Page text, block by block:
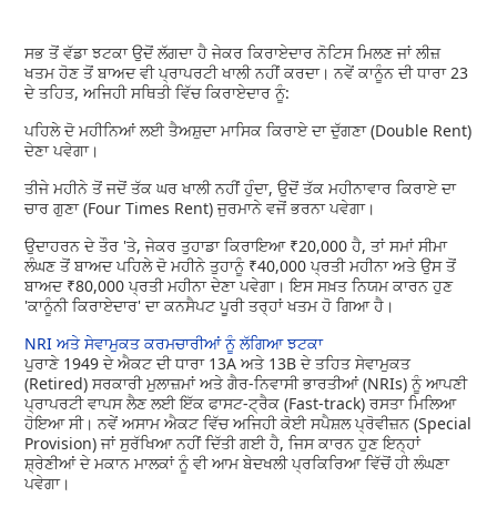
ਸਭ ਤੋਂ ਵੱਡਾ ਝਟਕਾ ਉਦੋਂ ਲੱਗਦਾ ਹੈ ਜੇਕਰ ਕਿਰਾਏਦਾਰ ਨੋਟਿਸ ਮਿਲਣ ਜਾਂ ਲੀਜ਼
ਖਤਮ ਹੋਣ ਤੋਂ ਬਾਅਦ ਵੀ ਪ੍ਰਾਪਰਟੀ ਖਾਲੀ ਨਹੀਂ ਕਰਦਾ। ਨਵੇਂ ਕਾਨੂੰਨ ਦੀ ਧਾਰਾ 23
ਦੇ ਤਹਿਤ, ਅਜਿਹੀ ਸਥਿਤੀ ਵਿੱਚ ਕਿਰਾਏਦਾਰ ਨੂੰ:
ਪਹਿਲੇ ਦੋ ਮਹੀਨਿਆਂ ਲਈ ਤੈਅਸ਼ੁਦਾ ਮਾਸਿਕ ਕਿਰਾਏ ਦਾ ਦੁੱਗਣਾ (Double Rent)
ਦੇਣਾ ਪਵੇਗਾ।
ਤੀਜੇ ਮਹੀਨੇ ਤੋਂ ਜਦੋਂ ਤੱਕ ਘਰ ਖਾਲੀ ਨਹੀਂ ਹੁੰਦਾ, ਉਦੋਂ ਤੱਕ ਮਹੀਨਾਵਾਰ ਕਿਰਾਏ ਦਾ
ਚਾਰ ਗੁਣਾ (Four Times Rent) ਜੁਰਮਾਨੇ ਵਜੋਂ ਭਰਨਾ ਪਵੇਗਾ।
ਉਦਾਹਰਨ ਦੇ ਤੌਰ 'ਤੇ, ਜੇਕਰ ਤੁਹਾਡਾ ਕਿਰਾਇਆ ₹20,000 ਹੈ, ਤਾਂ ਸਮਾਂ ਸੀਮਾ
ਲੰਘਣ ਤੋਂ ਬਾਅਦ ਪਹਿਲੇ ਦੋ ਮਹੀਨੇ ਤੁਹਾਨੂੰ ₹40,000 ਪ੍ਰਤੀ ਮਹੀਨਾ ਅਤੇ ਉਸ ਤੋਂ
ਬਾਅਦ ₹80,000 ਪ੍ਰਤੀ ਮਹੀਨਾ ਦੇਣਾ ਪਵੇਗਾ। ਇਸ ਸਖ਼ਤ ਨਿਯਮ ਕਾਰਨ ਹੁਣ
'ਕਾਨੂੰਨੀ ਕਿਰਾਏਦਾਰ' ਦਾ ਕਨਸੈਪਟ ਪੂਰੀ ਤਰ੍ਹਾਂ ਖਤਮ ਹੋ ਗਿਆ ਹੈ।
NRI ਅਤੇ ਸੇਵਾਮੁਕਤ ਕਰਮਚਾਰੀਆਂ ਨੂੰ ਲੱਗਿਆ ਝਟਕਾ
ਪੁਰਾਣੇ 1949 ਦੇ ਐਕਟ ਦੀ ਧਾਰਾ 13A ਅਤੇ 13B ਦੇ ਤਹਿਤ ਸੇਵਾਮੁਕਤ
(Retired) ਸਰਕਾਰੀ ਮੁਲਾਜ਼ਮਾਂ ਅਤੇ ਗੈਰ-ਨਿਵਾਸੀ ਭਾਰਤੀਆਂ (NRIs) ਨੂੰ ਆਪਣੀ
ਪ੍ਰਾਪਰਟੀ ਵਾਪਸ ਲੈਣ ਲਈ ਇੱਕ ਫਾਸਟ-ਟ੍ਰੈਕ (Fast-track) ਰਸਤਾ ਮਿਲਿਆ
ਹੋਇਆ ਸੀ। ਨਵੇਂ ਅਸਾਮ ਐਕਟ ਵਿੱਚ ਅਜਿਹੀ ਕੋਈ ਸਪੈਸ਼ਲ ਪ੍ਰੋਵੀਜ਼ਨ (Special
Provision) ਜਾਂ ਸੁਰੱਖਿਆ ਨਹੀਂ ਦਿੱਤੀ ਗਈ ਹੈ, ਜਿਸ ਕਾਰਨ ਹੁਣ ਇਨ੍ਹਾਂ
ਸ਼੍ਰੇਣੀਆਂ ਦੇ ਮਕਾਨ ਮਾਲਕਾਂ ਨੂੰ ਵੀ ਆਮ ਬੇਦਖਲੀ ਪ੍ਰਕਿਰਿਆ ਵਿੱਚੋਂ ਹੀ ਲੰਘਣਾ
ਪਵੇਗਾ।